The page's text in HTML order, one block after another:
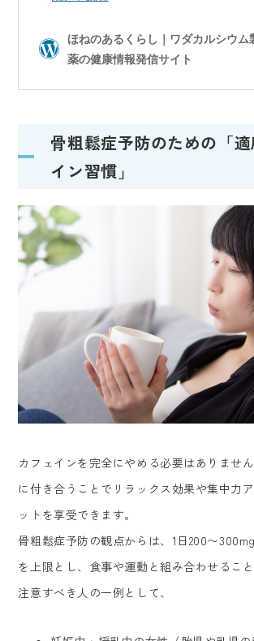
骨粗鬆症予防のための「
イン習慣」
カフェインを完全にやめる必要はありませ
に付き合うことでリラックス効果や集中力
ットを享受できます。
骨粗鬆症予防の観点からは、1日200〜
を上限とし、食事や運動と組み合わせること
注意すべき人の一例として、